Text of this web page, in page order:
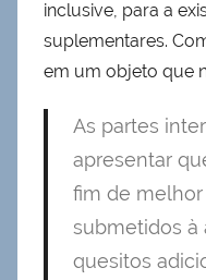
inclusive, para a
suplementares.
em um objeto que
As partes
apresentar
fim de
submetidos à
quesitos